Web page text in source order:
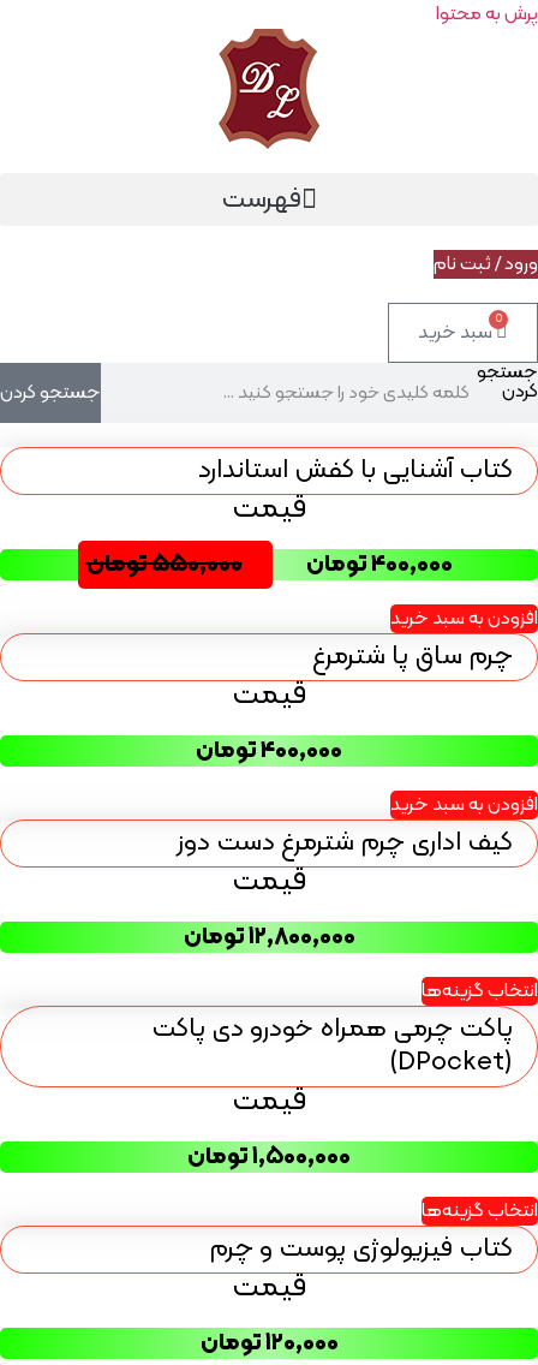
پرش به محتوا
فهرست
ورود / ثبت نام
0 سبد خرید
جستجو
کردن جستجو کردن
کتاب آشنایی با کفش استاندارد
قیمت
۵۵۰,۰۰۰تومان ۴۰۰,۰۰۰تومان
افزودن به سبد خرید
چرم ساق پا شترمرغ
قیمت
۴۰۰,۰۰۰تومان
افزودن به سبد خرید
کیف اداری چرم شترمرغ دست دوز
قیمت
۱۲,۸۰۰,۰۰۰تومان
انتخاب گزینه‌ها
پاکت چرمی همراه خودرو دی پاکت
(DPocket)
قیمت
۱,۵۰۰,۰۰۰تومان
انتخاب گزینه‌ها
کتاب فیزیولوژی پوست و چرم
قیمت
۱۲۰,۰۰۰تومان